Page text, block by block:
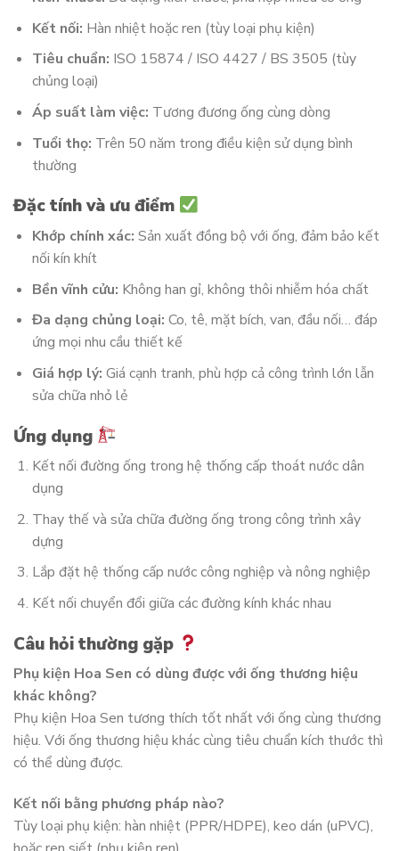
Kết nối: Hàn nhiệt hoặc ren (tùy loại phụ kiện)
Tiêu chuẩn: ISO 15874 / ISO 4427 / BS 3505 (tùy
chủng loại)
Áp suất làm việc: Tương đương ống cùng dòng
Tuổi thọ: Trên 50 năm trong điều kiện sử dụng bình
thường
Đặc tính và ưu điểm
Khớp chính xác: Sản xuất đồng bộ với ống, đảm bảo kết
nối kín khít
Bền vĩnh cửu: Không han gỉ, không thôi nhiễm hóa chất
Đa dạng chủng loại: Co, tê, mặt bích, van, đầu nối… đáp
ứng mọi nhu cầu thiết kế
Giá hợp lý: Giá cạnh tranh, phù hợp cả công trình lớn lẫn
sửa chữa nhỏ lẻ
Ứng dụng
Kết nối đường ống trong hệ thống cấp thoát nước dân
dụng
Thay thế và sửa chữa đường ống trong công trình xây
dựng
Lắp đặt hệ thống cấp nước công nghiệp và nông nghiệp
Kết nối chuyển đổi giữa các đường kính khác nhau
Câu hỏi thường gặp
Phụ kiện Hoa Sen có dùng được với ống thương hiệu
khác không?
Phụ kiện Hoa Sen tương thích tốt nhất với ống cùng thương
hiệu. Với ống thương hiệu khác cùng tiêu chuẩn kích thước thì
có thể dùng được.
Kết nối bằng phương pháp nào?
Tùy loại phụ kiện: hàn nhiệt (PPR/HDPE), keo dán (uPVC),